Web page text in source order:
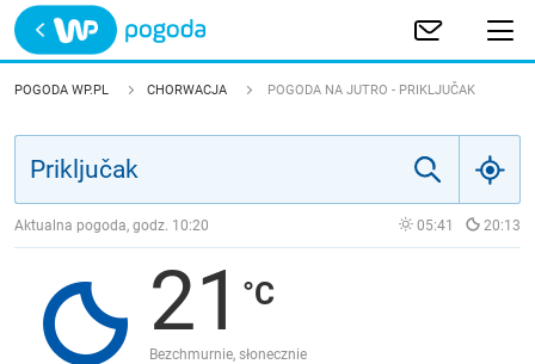
Trwa ładowanie
POLSKA
JAKOŚĆ POWIETRZA
POGODA WP.PL CHORWACJA POGODA NA JUTRO - PRIKLJUČAK
Aktualna pogoda, godz. 10:20 05:41 20:13
21
Bezchmurnie, słonecznie